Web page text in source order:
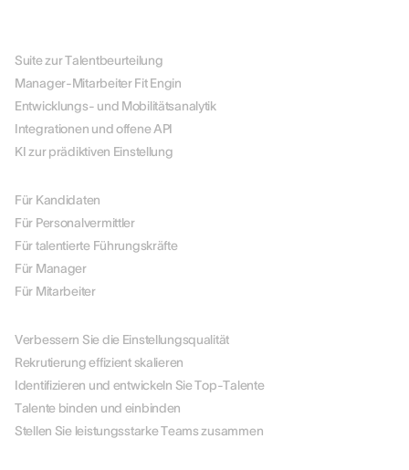
Suite zur Talentbeurteilung
Manager-Mitarbeiter Fit Engin
Entwicklungs- und Mobilitätsanalytik
Integrationen und offene API
KI zur prädiktiven Einstellung
Für Kandidaten
Für Personalvermittler
Für talentierte Führungskräfte
Für Manager
Für Mitarbeiter
Verbessern Sie die Einstellungsqualität
Rekrutierung effizient skalieren
Identifizieren und entwickeln Sie Top-Talente
Talente binden und einbinden
Stellen Sie leistungsstarke Teams zusammen